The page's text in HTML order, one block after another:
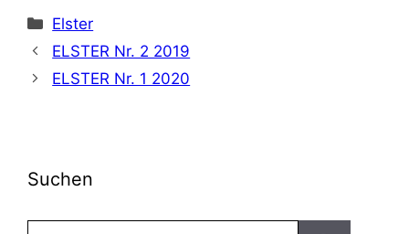
Kategorien
Elster
ELSTER Nr. 2 2019
ELSTER Nr. 1 2020
Suchen